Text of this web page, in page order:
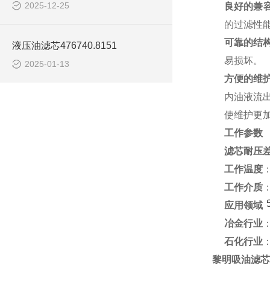
2025-12-25
液压油滤芯476740.8151
2025-01-13
良好的兼
的过滤性
可靠的结
易损坏。
方便的维
内油液流
使维护更
工作参数
滤芯耐压
工作温度
工作介质
应用领域
冶金行业
石化行业
黎明吸油滤